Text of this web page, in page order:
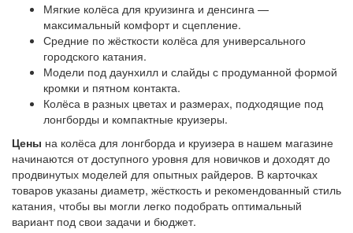
Мягкие колёса для круизинга и денсинга —
максимальный комфорт и сцепление.
Средние по жёсткости колёса для универсального
городского катания.
Модели под даунхилл и слайды с продуманной формой
кромки и пятном контакта.
Колёса в разных цветах и размерах, подходящие под
лонгборды и компактные круизеры.
Цены на колёса для лонгборда и круизера в нашем магазине
начинаются от доступного уровня для новичков и доходят до
продвинутых моделей для опытных райдеров. В карточках
товаров указаны диаметр, жёсткость и рекомендованный стиль
катания, чтобы вы могли легко подобрать оптимальный
вариант под свои задачи и бюджет.